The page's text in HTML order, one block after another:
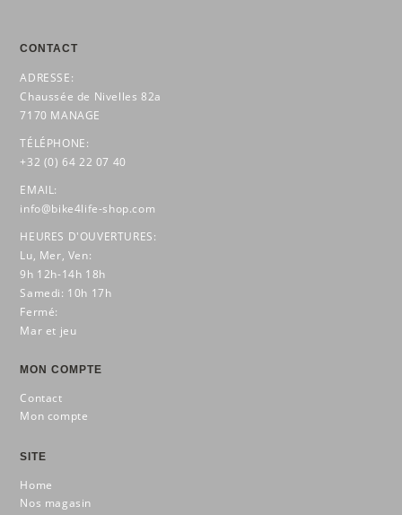
CONTACT
ADRESSE:
Chaussée de Nivelles 82a
7170 MANAGE
TÉLÉPHONE:
+32 (0) 64 22 07 40
EMAIL:
info@bike4life-shop.com
HEURES D'OUVERTURES:
Lu, Mer, Ven:
9h 12h-14h 18h
Samedi: 10h 17h
Fermé:
Mar et jeu
MON COMPTE
Contact
Mon compte
SITE
Home
Nos magasin